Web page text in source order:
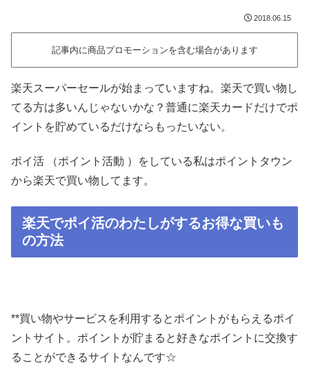
2018.06.15
記事内に商品プロモーションを含む場合があります
楽天スーパーセールが始まっていますね。楽天で買い物し
てる方は多いんじゃないかな？普通に楽天カードだけでポ
イントを貯めているだけならもったいない。
ポイ活 （ポイント活動 ）をしている私はポイントタウン
から楽天で買い物してます。
楽天でポイ活のわたしがするお得な買いも
の方法
**買い物やサービスを利用するとポイントがもらえるポイ
ントサイト。ポイントが貯まると好きなポイントに交換す
ることができるサイトなんです☆